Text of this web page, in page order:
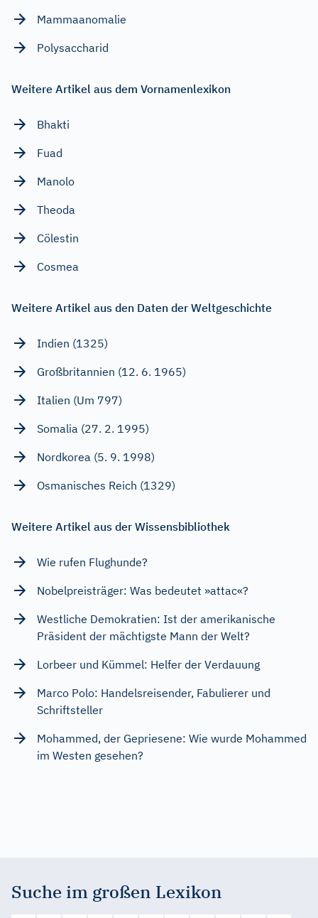
Mammaanomalie
Polysaccharid
Weitere Artikel aus dem Vornamenlexikon
Bhakti
Fuad
Manolo
Theoda
Cölestin
Cosmea
Weitere Artikel aus den Daten der Weltgeschichte
Indien (1325)
Großbritannien (12. 6. 1965)
Italien (Um 797)
Somalia (27. 2. 1995)
Nordkorea (5. 9. 1998)
Osmanisches Reich (1329)
Weitere Artikel aus der Wissensbibliothek
Wie rufen Flughunde?
Nobelpreisträger: Was bedeutet »attac«?
Westliche Demokratien: Ist der amerikanische
Präsident der mächtigste Mann der Welt?
Lorbeer und Kümmel: Helfer der Verdauung
Marco Polo: Handelsreisender, Fabulierer und
Schriftsteller
Mohammed, der Gepriesene: Wie wurde Mohammed
im Westen gesehen?
Suche im großen Lexikon